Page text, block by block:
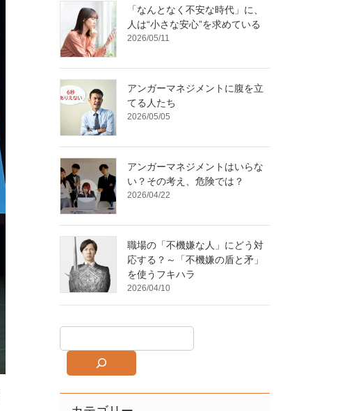
「なんとなく不安な時代」に、
人は“小さな安心”を求めている
2026/05/11
アンガーマネジメントに腹を立
てる人たち
2026/05/05
アンガーマネジメントはいらな
い？その考え、危険では？
2026/04/22
職場の「不機嫌な人」にどう対
応する？～「不機嫌の盾と矛」
を使うフキハラ
2026/04/10